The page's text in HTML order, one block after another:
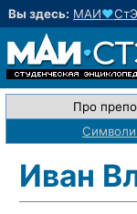
Вы здесь: МАИ♥
Про
Иван